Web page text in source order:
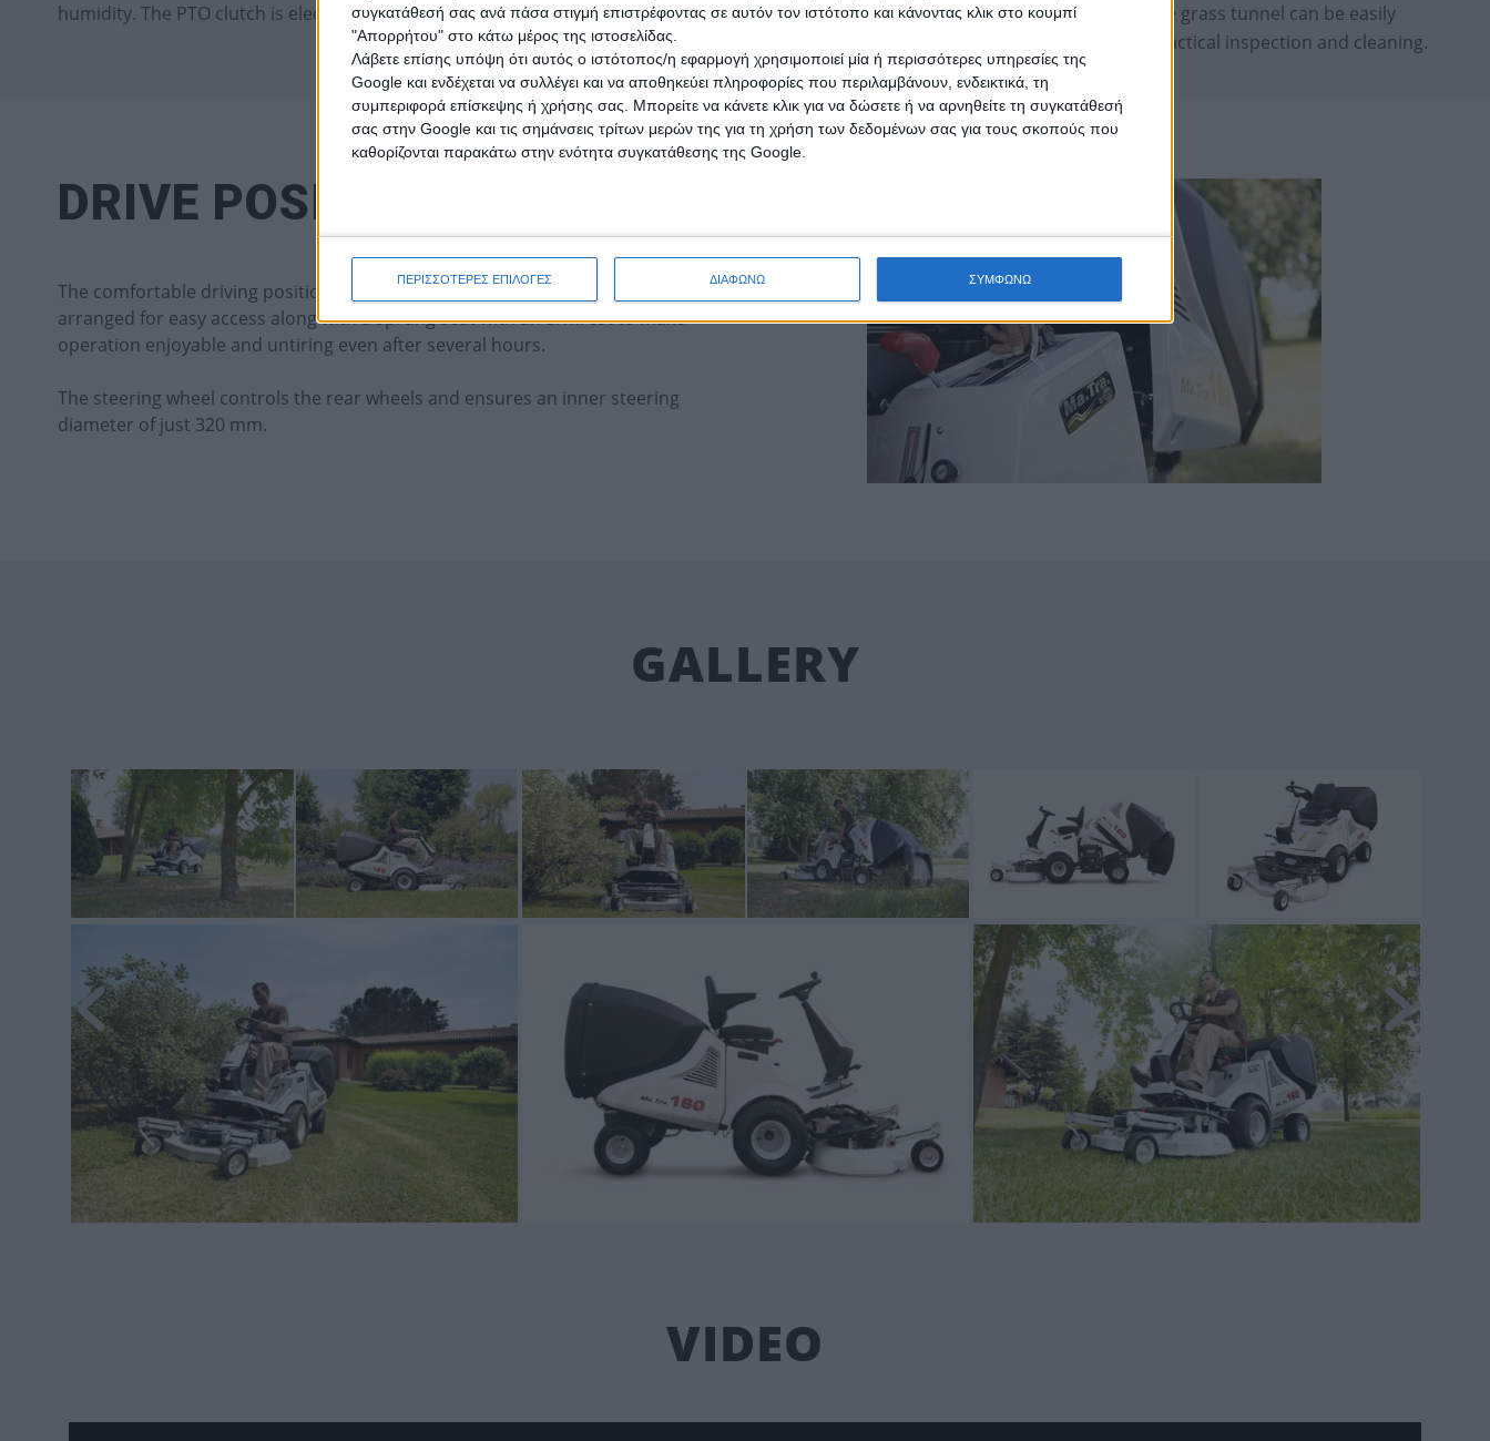
συγκατάθεσή σας ανά πάσα στιγμή επιστρέφοντας σε αυτόν τον ιστότοπο και κάνοντας κλικ στο κουμπί
"Απορρήτου" στο κάτω μέρος της ιστοσελίδας.
Λάβετε επίσης υπόψη ότι αυτός ο ιστότοπος/η εφαρμογή χρησιμοποιεί μία ή περισσότερες υπηρεσίες της
Google και ενδέχεται να συλλέγει και να αποθηκεύει πληροφορίες που περιλαμβάνουν, ενδεικτικά, τη
συμπεριφορά επίσκεψης ή χρήσης σας. Μπορείτε να κάνετε κλικ για να δώσετε ή να αρνηθείτε τη συγκατάθεσή
σας στην Google και τις σημάνσεις τρίτων μερών της για τη χρήση των δεδομένων σας για τους σκοπούς που
καθορίζονται παρακάτω στην ενότητα συγκατάθεσης της Google.
ΠΕΡΙΣΣΟΤΕΡΕΣ ΕΠΙΛΟΓΕΣ ΔΙΑΦΩΝΩ ΣΥΜΦΩΝΩ
humidity. The PTO clutch is electro-magnetic with blade brake.
automatically disengaged to prevent clogging. The grass tunnel can be easily
removed without any tools, allowing quick and practical inspection and cleaning.
DRIVE POSITION
The comfortable driving position features controls that have been ergonomically
arranged for easy access along with a sprung seat with an armrest to make
operation enjoyable and untiring even after several hours.
The steering wheel controls the rear wheels and ensures an inner steering
diameter of just 320 mm.
GALLERY
VIDEO